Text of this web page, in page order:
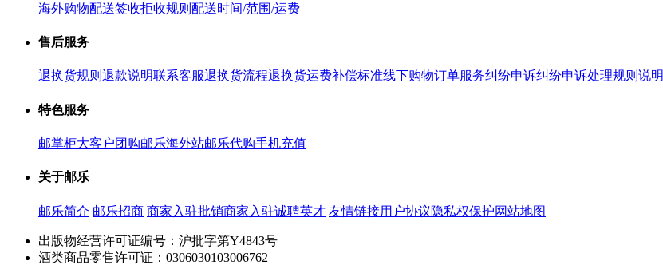
海外购物配送签收拒收规则 配送时间/范围/运费
售后服务
退换货规则 退款说明联系客服退换货流程退换货运费补偿标准线下购物订单服务纠纷申诉纠纷申诉处理规则说明
特色服务
邮掌柜大客户团购邮乐海外站邮乐代购手机充值
关于邮乐
邮乐简介 邮乐招商 商家入驻批销商家入驻诚聘英才 友情链接用户协议隐私权保护网站地图
出版物经营许可证编号：沪批字第Y4843号
酒类商品零售许可证：0306030103006762